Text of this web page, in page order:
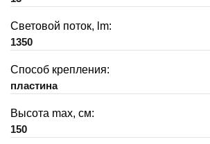
Световой поток, lm:
1350
Способ крепления:
пластина
Высота max, см:
150